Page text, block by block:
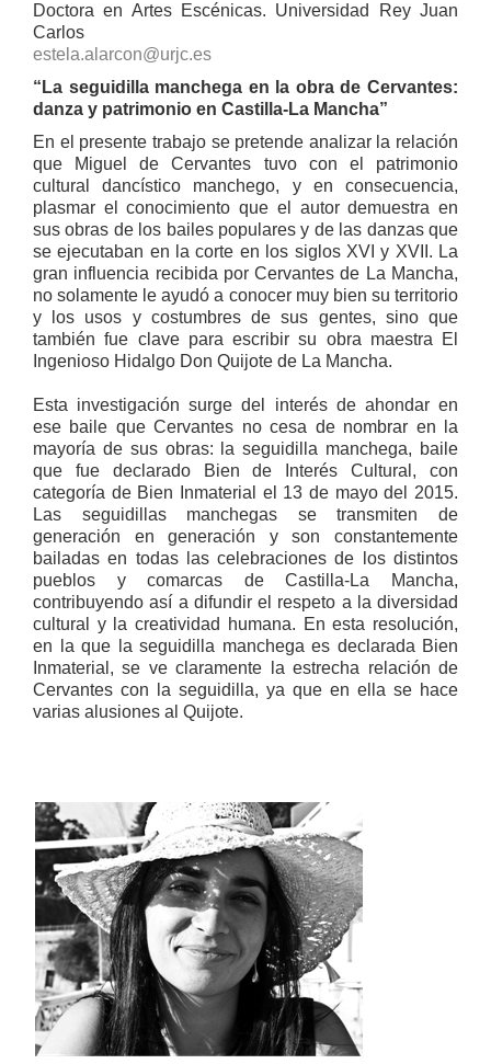
Doctora en Artes Escénicas. Universidad Rey Juan
Carlos
estela.alarcon@urjc.es
“La seguidilla manchega en la obra de Cervantes:
danza y patrimonio en Castilla-La Mancha”
En el presente trabajo se pretende analizar la relación
que Miguel de Cervantes tuvo con el patrimonio
cultural dancístico manchego, y en consecuencia,
plasmar el conocimiento que el autor demuestra en
sus obras de los bailes populares y de las danzas que
se ejecutaban en la corte en los siglos XVI y XVII. La
gran influencia recibida por Cervantes de La Mancha,
no solamente le ayudó a conocer muy bien su territorio
y los usos y costumbres de sus gentes, sino que
también fue clave para escribir su obra maestra El
Ingenioso Hidalgo Don Quijote de La Mancha.
Esta investigación surge del interés de ahondar en
ese baile que Cervantes no cesa de nombrar en la
mayoría de sus obras: la seguidilla manchega, baile
que fue declarado Bien de Interés Cultural, con
categoría de Bien Inmaterial el 13 de mayo del 2015.
Las seguidillas manchegas se transmiten de
generación en generación y son constantemente
bailadas en todas las celebraciones de los distintos
pueblos y comarcas de Castilla-La Mancha,
contribuyendo así a difundir el respeto a la diversidad
cultural y la creatividad humana. En esta resolución,
en la que la seguidilla manchega es declarada Bien
Inmaterial, se ve claramente la estrecha relación de
Cervantes con la seguidilla, ya que en ella se hace
varias alusiones al Quijote.